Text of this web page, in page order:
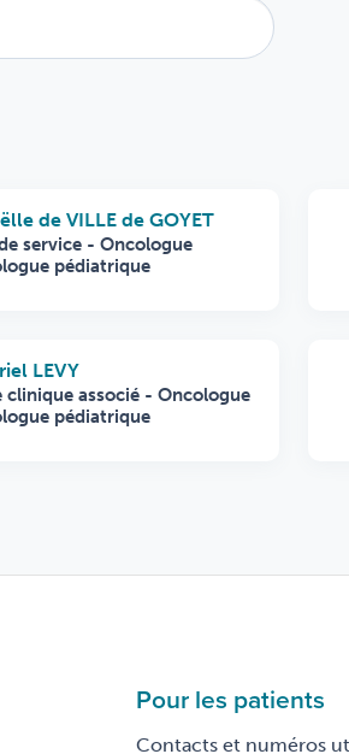
de VILLE de GOYET
service - Oncologue
pédiatrique
LEVY
clinique associé - Oncologue
pédiatrique
Pour les patients
Contacts et numéros